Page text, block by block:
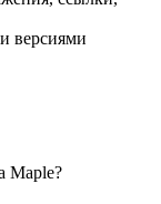
версиями
Maple?